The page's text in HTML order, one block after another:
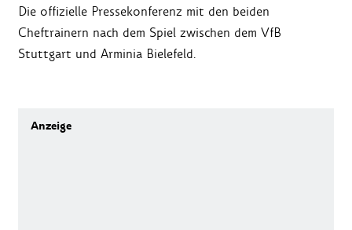
Die offizielle Pressekonferenz mit den beiden
Cheftrainern nach dem Spiel zwischen dem VfB
Stuttgart und Arminia Bielefeld.